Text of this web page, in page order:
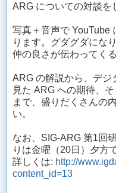
ARG についての対談を
写真＋音声で YouTube
ります。グダグダにな
仲の良さが伝わってく
ARG の解説から、デジ
見た ARG への期待、
まで、盛りだくさんの
い。
なお、SIG-ARG 第1回
りは金曜（20日）夕方
詳しくは: http://
content_id=13